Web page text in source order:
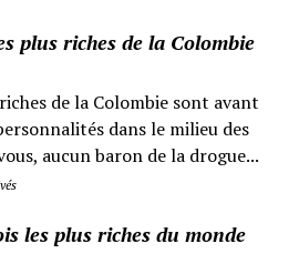
plus riches de la Colombie
de la Colombie sont avant
dans le milieu des
aucun baron de la drogue...
les plus riches du monde